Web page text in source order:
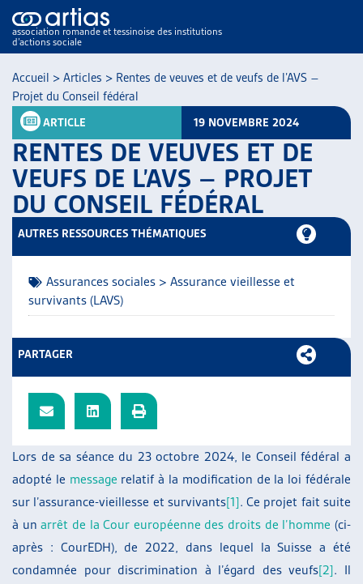
association romande et tessinoise des institutions
d’actions sociale
NOS PUBLICATIONS
ARTICLES
RESSOURCES
THÉMATIQUES
AUTRES
ARTIAS
L’ASSOCIATION
PROJETS ET ACTIVITÉS
Accueil > Articles > Rentes de veuves et de veufs de l’AVS –
Projet du Conseil fédéral
ARTICLE 19 NOVEMBRE 2024
RENTES DE VEUVES ET DE
VEUFS DE L’AVS – PROJET
DU CONSEIL FÉDÉRAL
Lors de sa séance du 23 octobre 2024, le Conseil fédéral a
adopté le message relatif à la modification de la loi fédérale
sur l’assurance-vieillesse et survivants[1]. Ce projet fait suite
à unarrêt de la Cour européenne des droits de l’homme (ci-
après : CourEDH), de 2022, dans lequel la Suisse a été
condamnée pour discrimination à l’égard des veufs[2]. Il
AUTRES RESSOURCES THÉMATIQUES
Assurances sociales > Assurance vieillesse et
survivants (LAVS)
PARTAGER